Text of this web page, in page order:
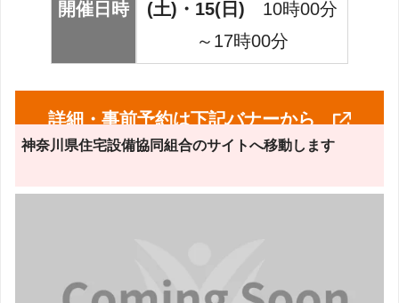
開催日時
(土)・15(日) 10時00分
～17時00分
詳細・事前予約は下記バナーから
神奈川県住宅設備協同組合のサイトへ移動します